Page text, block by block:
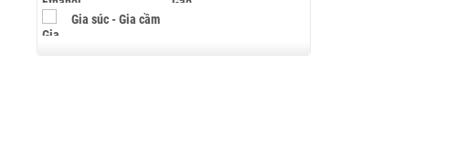
Gia súc - Gia cầm